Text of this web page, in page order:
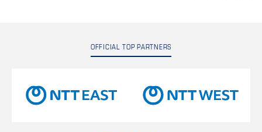
OFFICIAL TOP PARTNERS